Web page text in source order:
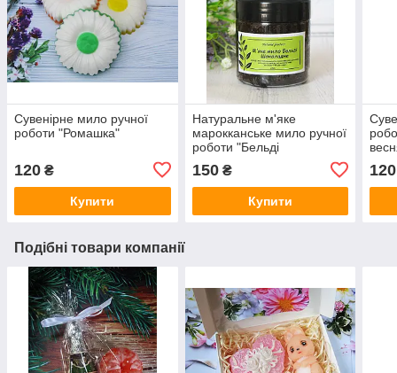
Сувенірне мило ручної
роботи "Ромашка"
120 ₴
Купити
Натуральне м'яке
марокканське мило ручної
роботи "Бельді
150₴
Купити
120
Подібні товари компанії